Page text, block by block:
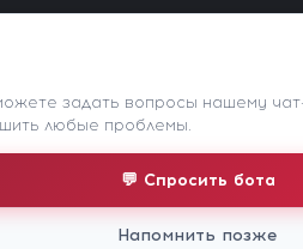
задать вопросы нашему
любые проблемы.
💬 Спросить бота
Напомнить позже